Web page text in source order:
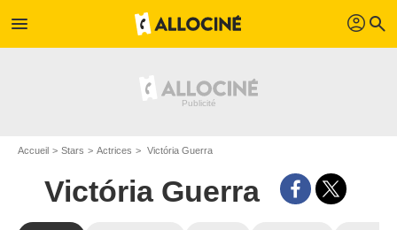
menu profil search
Accueil Stars Actrices Victória Guerra
Victória Guerra